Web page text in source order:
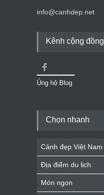
info@canhdep.net
Kênh cộng đồng
Ủng hộ Blog
Chọn nhanh
Cảnh đẹp Việt Nam
Địa điểm du lịch
Món ngon